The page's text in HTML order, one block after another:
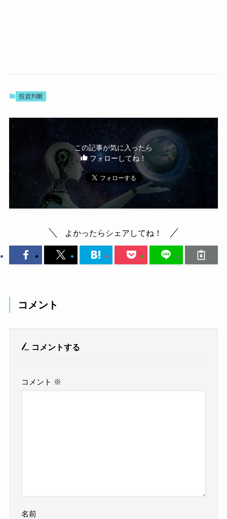
投資判断
この記事が気に入ったら
フォローしてね！
よかったらシェアしてね！
コメント
コメントする
コメント ※
名前